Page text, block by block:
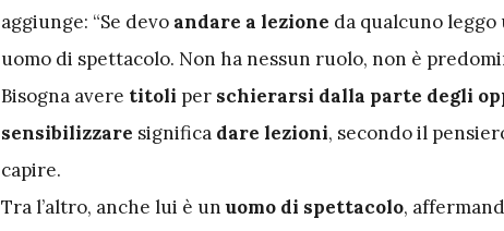
aggiunge: “Se devo andare a lezione da qualcuno leggo
uomo di spettacolo. Non ha nessun ruolo, non è
Bisogna avere titoli per schierarsi dalla parte degli
sensibilizzare significa dare lezioni, secondo il
capire.
Tra l’altro, anche lui è unuomo di spettacolo,